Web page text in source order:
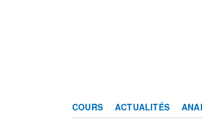
COURS ACTUALITÉS